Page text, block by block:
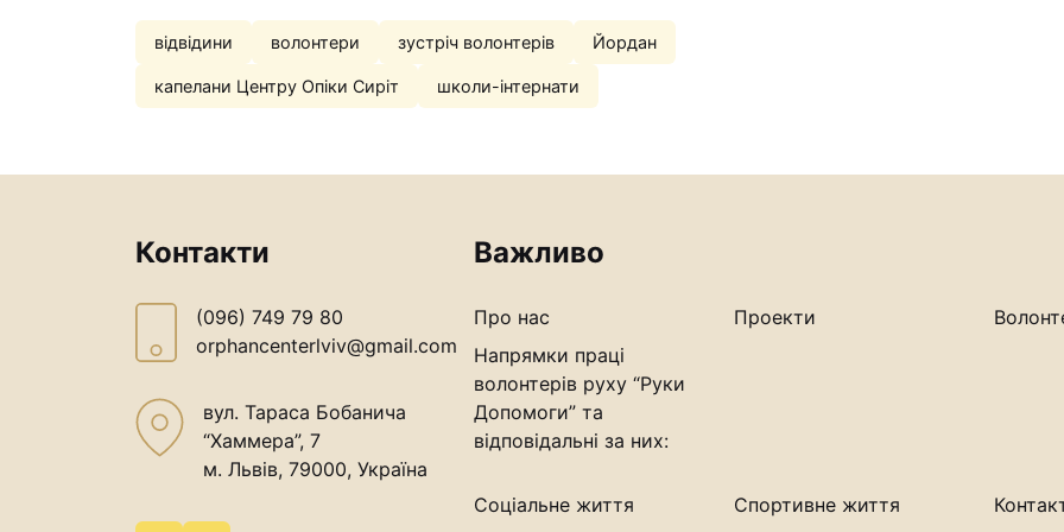
відвідини волонтери зустріч волонтерів Йордан
капелани Центру Опіки Сиріт школи-інтернати
Контакти
(096) 749 79 80
orphancenterlviv@gmail.com
вул. Тараса Бобанича
“Хаммера”, 7
м. Львів, 79000, Україна
Важливо
Про нас
Напрямки праці
волонтерів руху “Руки
Допомоги” та
відповідальні за них:
Проекти
Соціальне життя Спортивне життя